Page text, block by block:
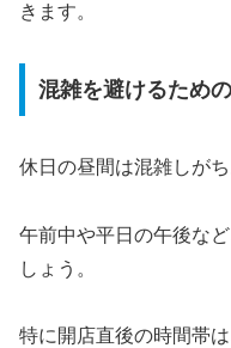
きます。
混雑を避けるため
休日の昼間は混雑しがち
午前中や平日の午後な
しょう。
特に開店直後の時間帯